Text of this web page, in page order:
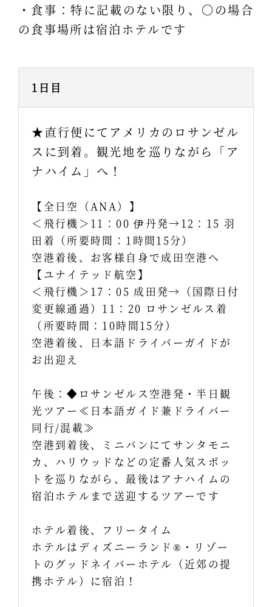
・食事：特に記載のない限り、〇の場合
の食事場所は宿泊ホテルです
1日目
★直行便にてアメリカのロサンゼル
スに到着。観光地を巡りながら「ア
ナハイム」へ！
【全日空（ANA）】
＜飛行機＞11：00 伊丹発→12：15 羽
田着（所要時間：1時間15分）
空港着後、お客様自身で成田空港へ
【ユナイテッド航空】
＜飛行機＞17：05 成田発→（国際日付
変更線通過）11：20 ロサンゼルス着
（所要時間：10時間15分）
空港着後、日本語ドライバーガイドが
お出迎え
午後：◆ロサンゼルス空港発・半日観
光ツアー≪日本語ガイド兼ドライバー
同行/混載≫
空港到着後、ミニバンにてサンタモニ
カ、ハリウッドなどの定番人気スポッ
トを巡りながら、最後はアナハイムの
宿泊ホテルまで送迎するツアーです
ホテル着後、フリータイム
ホテルはディズニーランド®・リゾー
トのグッドネイバーホテル（近郊の提
携ホテル）に宿泊！